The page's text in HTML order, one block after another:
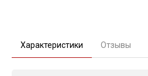
Характеристики Отзывы